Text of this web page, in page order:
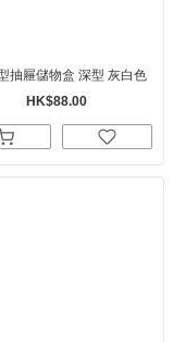
PP橫型抽屜儲物盒 深型 灰白色
HK$88.00